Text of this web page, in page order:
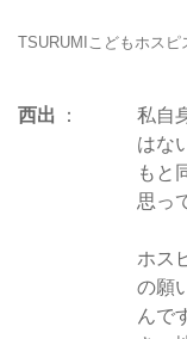
TSURUMIこどもホスピ
西出
私自
はな
もと
思っ
ホス
の願
んで